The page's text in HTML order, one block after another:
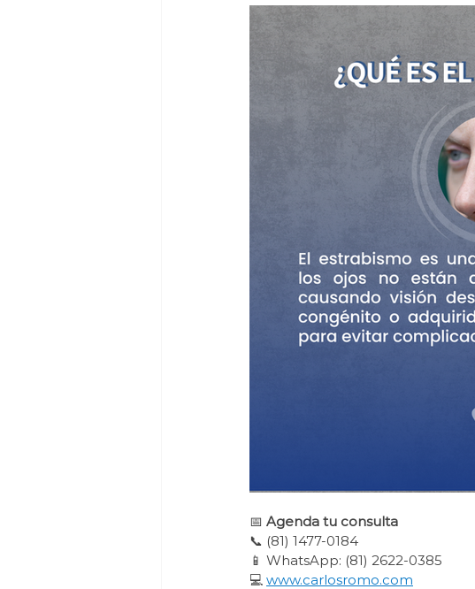
📅 Agenda tu consulta
📞 (81) 1477-0184
📱 WhatsApp: (81) 2622-0385
💻 www.carlosromo.com